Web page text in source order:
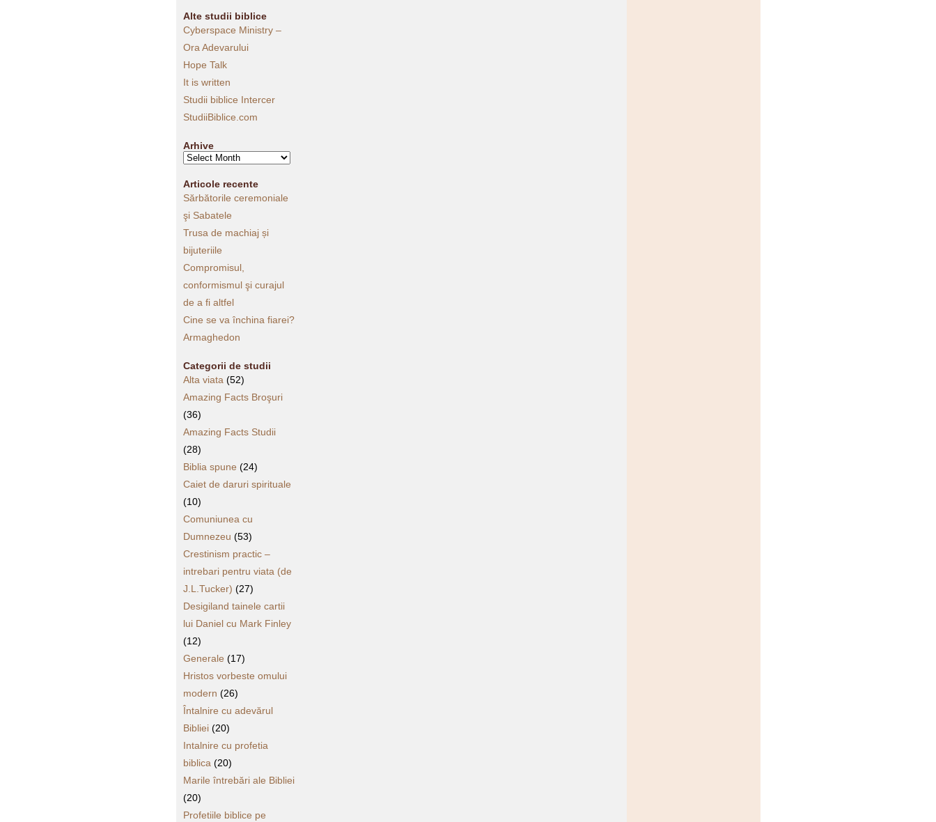
Alte studii biblice
Cyberspace Ministry –
Ora Adevarului
Hope Talk
It is written
Studii biblice Intercer
StudiiBiblice.com
Arhive
Arhive
Articole recente
Sărbătorile ceremoniale
şi Sabatele
Trusa de machiaj și
bijuteriile
Compromisul,
conformismul şi curajul
de a fi altfel
Cine se va închina fiarei?
Armaghedon
Categorii de studii
Alta viata (52)
Amazing Facts Broşuri
(36)
Amazing Facts Studii
(28)
Biblia spune (24)
Caiet de daruri spirituale
(10)
Comuniunea cu
Dumnezeu (53)
Crestinism practic –
intrebari pentru viata (de
J.L.Tucker) (27)
Desigiland tainele cartii
lui Daniel cu Mark Finley
(12)
Generale (17)
Hristos vorbeste omului
modern (26)
Întalnire cu adevărul
Bibliei(20)
Intalnire cu profetia
biblica (20)
Marile întrebări ale Bibliei
(20)
Profetiile biblice pe